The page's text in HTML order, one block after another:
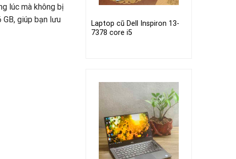
lúc mà không bị
giúp bạn lưu
Laptop cũ Dell Inspiron 13-
7378 core i5